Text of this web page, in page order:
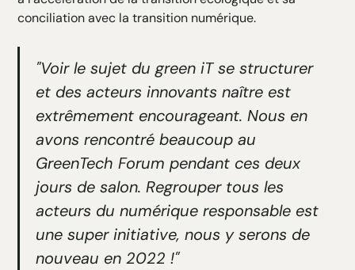
conciliation avec la transition numérique.
"Voir le sujet du green iT se structurer
et des acteurs innovants naître est
extrêmement encourageant. Nous en
avons rencontré beaucoup au
GreenTech Forum pendant ces deux
jours de salon. Regrouper tous les
acteurs du numérique responsable est
une super initiative, nous y serons de
nouveau en 2022 !"